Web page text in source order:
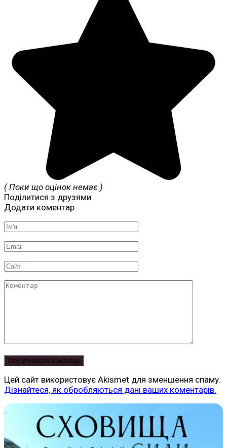
( Поки що оцінок немає )
Поділитися з друзями
Додати коментар
Ім'я
Email
Сайт
Коментар
Цей сайт використовує Akismet для зменшення спаму.
Дізнайтеся, як обробляються дані ваших коментарів.